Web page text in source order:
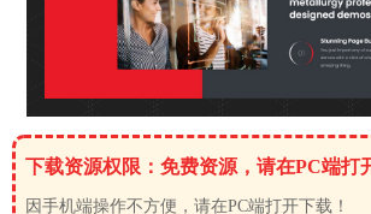
下载资源权限：免费资源，请在PC端打
因手机端操作不方便，请在PC端打开下载！